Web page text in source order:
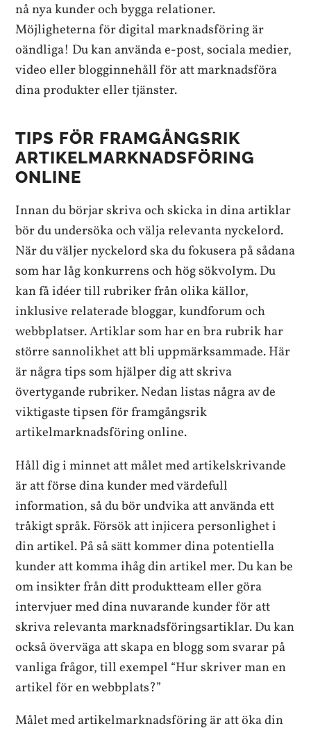
nå nya kunder och bygga relationer.
Möjligheterna för digital marknadsföring är
oändliga! Du kan använda e-post, sociala medier,
video eller blogginnehåll för att marknadsföra
dina produkter eller tjänster.
TIPS FÖR FRAMGÅNGSRIK
ARTIKELMARKNADSFÖRING
ONLINE
Innan du börjar skriva och skicka in dina artiklar
bör du undersöka och välja relevanta nyckelord.
När du väljer nyckelord ska du fokusera på sådana
som har låg konkurrens och hög sökvolym. Du
kan få idéer till rubriker från olika källor,
inklusive relaterade bloggar, kundforum och
webbplatser. Artiklar som har en bra rubrik har
större sannolikhet att bli uppmärksammade. Här
är några tips som hjälper dig att skriva
övertygande rubriker. Nedan listas några av de
viktigaste tipsen för framgångsrik
artikelmarknadsföring online.
Håll dig i minnet att målet med artikelskrivande
är att förse dina kunder med värdefull
information, så du bör undvika att använda ett
tråkigt språk. Försök att injicera personlighet i
din artikel. På så sätt kommer dina potentiella
kunder att komma ihåg din artikel mer. Du kan be
om insikter från ditt produktteam eller göra
intervjuer med dina nuvarande kunder för att
skriva relevanta marknadsföringsartiklar. Du kan
också överväga att skapa en blogg som svarar på
vanliga frågor, till exempel “Hur skriver man en
artikel för en webbplats?”
Målet med artikelmarknadsföring är att öka din